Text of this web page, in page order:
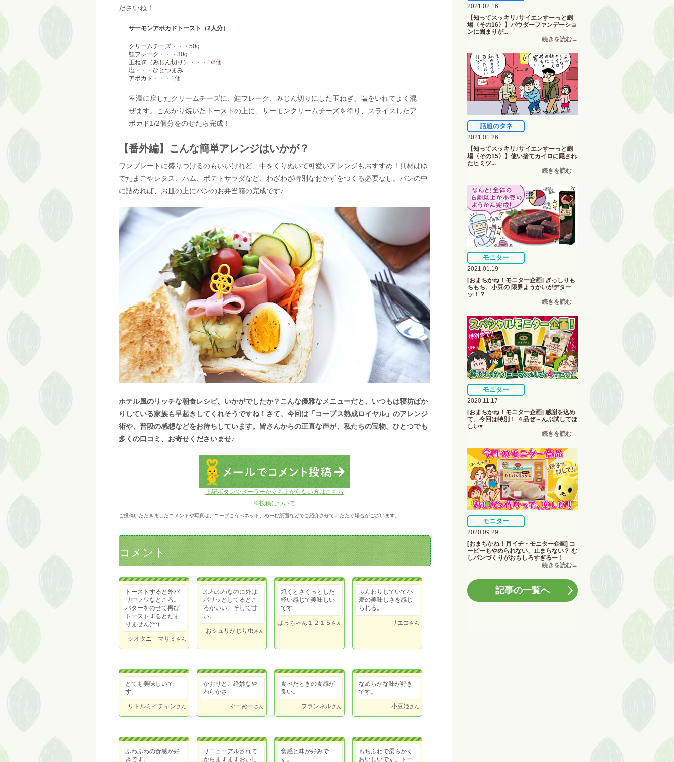
ださいね！
サーモンアボカドトースト（2人分）
クリームチーズ・・・50g
鮭フレーク・・・30g
玉ねぎ（みじん切り）・・・1/8個
塩・・・ひとつまみ
アボカド・・・1個
室温に戻したクリームチーズに、鮭フレーク、みじん切りにした玉ねぎ、塩をいれてよく混
ぜます。こんがり焼いたトーストの上に、サーモンクリームチーズを塗り、スライスしたア
ボカド1/2個分をのせたら完成！
【番外編】こんな簡単アレンジはいかが？
ワンプレートに盛りつけるのもいいけれど、中をくりぬいて可愛いアレンジもおすすめ！具材はゆ
でたまごやレタス、ハム、ポテトサラダなど、わざわざ特別なおかずをつくる必要なし。パンの中
に詰めれば、お皿の上にパンのお弁当箱の完成です♪
ホテル風のリッチな朝食レシピ、いかがでしたか？こんな優雅なメニューだと、いつもは寝坊ばか
りしている家族も早起きしてくれそうですね！さて、今回は「コープス熟成ロイヤル」のアレンジ
術や、普段の感想などをお待ちしています。皆さんからの正直な声が、私たちの宝物。ひとつでも
多くの口コミ、お寄せくださいませ♪
上記ボタンでメーラーが立ち上がらない方はこちら
※投稿について
ご投稿いただきましたコメントや写真は、コープこうべネット、めーむ紙面などでご紹介させていただく場合がございます。
コメント
トーストすると外パ
リ中フワなところ。
バターをのせて再び
トーストするとたま
りません(^^)
シオタニ マサミ さん
ふわふわなのに外は
パリッとしてるとこ
ろがいい。そして甘
い。
おシュリかじり虫さん
焼くとさくっとした
軽い感じで美味しい
です
ぱっちゃん１２１５ さん
ふんわりしていて小
麦の美味しさを感じ
られる。
リエコ さん
とても美味しいで
す。
リトルミイチャンさん
かおりと、絶妙なや
わらかさ
ぐーめーさん
食べたときの食感が
良い。
フランネルさん
なめらかな味が好き
です。
小豆姫さん
ふわふわの食感が好
きです。
リニューアルされて
からますますおいし
食感と味が好みで
す。
もちふわで柔らかく
おいしいです。トー
2021.02.16
【知ってスッキリ♪サイエンすーっと劇
場〈その16〉】パウダーファンデーショ
ンに固まりが...
話題のタネ
2021.01.26
【知ってスッキリ♪サイエンすーっと劇
場〈その15〉】使い捨てカイロに隠され
たヒミツ...
モニター
2021.01.19
[おまちかね！モニター企画] ぎっしりも
ちもち、小豆の 限界ようかいがデター
ッ！？
モニター
2020.11.17
[おまちかね！モニター企画] 感謝を込め
て、今回は特別！ ４品ぜ～んぶ試してほ
しい♥
モニター
2020.09.29
[おまちかね！月イチ・モニター企画] コ
ーピーもやめられない、止まらない？ む
しパンづくりがおもしろすぎるー！
記事の一覧へ